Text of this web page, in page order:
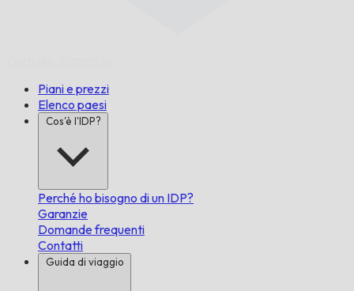
Piani e prezzi
Elenco paesi
Cos'è l'IDP?
Perché ho bisogno di un IDP?
Garanzie
Domande frequenti
Contatti
Guida di viaggio